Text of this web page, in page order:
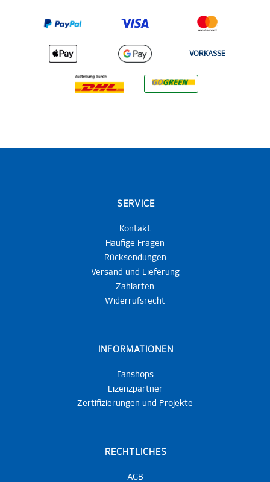
VORKASSE
SERVICE
Kontakt
Häufige Fragen
Rücksendungen
Versand und Lieferung
Zahlarten
Widerrufsrecht
INFORMATIONEN
Fanshops
Lizenzpartner
Zertifizierungen und Projekte
RECHTLICHES
AGB